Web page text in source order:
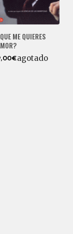
ME QUIERES
agotado